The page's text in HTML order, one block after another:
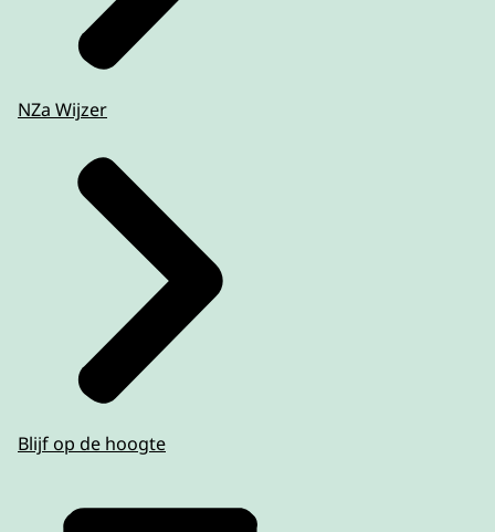
NZa Wijzer
Blijf op de hoogte